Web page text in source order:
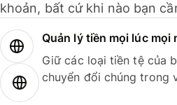
khoản, bất cứ khi nào bạn
Quản lý tiền mọi lúc mọi
Giữ các loại tiền tệ của
chuyển đổi chúng trong